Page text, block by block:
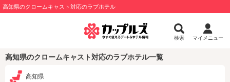
高知県のクロームキャスト対応のラブホテル
検索 マイメニュー
高知県のクロームキャスト対応のラブホテル一覧
高知県